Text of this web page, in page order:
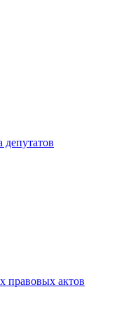
правовых актов